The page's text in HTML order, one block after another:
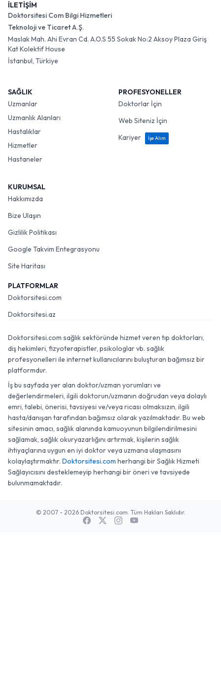
İLETİŞİM
Doktorsitesi Com Bilgi Hizmetleri
Teknoloji ve Ticaret A.Ş.
Maslak Mah. Ahi Evran Cd. A.O.S 55 Sokak No:2 Aksoy Plaza Giriş
Kat Kolektif House
İstanbul, Türkiye
SAĞLIK
Uzmanlar
Uzmanlık Alanları
Hastalıklar
Hizmetler
Hastaneler
PROFESYONELLER
Doktorlar İçin
Web Siteniz İçin
Kariyer
İşe Alım
KURUMSAL
Hakkımızda
Bize Ulaşın
Gizlilik Politikası
Google Takvim Entegrasyonu
Site Haritası
PLATFORMLAR
Doktorsitesi.com
Doktorsitesi.az
Doktorsitesi.com sağlık sektöründe hizmet veren tıp doktorları,
diş hekimleri, fizyoterapistler, psikologlar vb. sağlık
profesyonelleri ile internet kullanıcılarını buluşturan bağımsız bir
platformdur.
İş bu sayfada yer alan doktor/uzman yorumları ve
değerlendirmeleri, ilgili doktorun/uzmanın doğrudan veya dolaylı
emri, talebi, önerisi, tavsiyesi ve/veya ricası olmaksızın, ilgili
hasta/danışan tarafından bağımsız olarak yazılmaktadır. Bu web
sitesinin amacı, sağlık alanında kamuoyunun bilgilendirilmesini
sağlamak, sağlık okuryazarlığını artırmak, kişilerin sağlık
ihtiyaçlarına uygun en iyi doktor veya uzmana ulaşmasını
kolaylaştırmaktır. Doktorsitesi.com herhangi bir Sağlık Hizmeti
Sağlayıcısını desteklemeyip herhangi bir öneri ve tavsiyede
bulunmamaktadır.
© 2007 - 2026 Doktorsitesi.com. Tüm Hakları Saklıdır.